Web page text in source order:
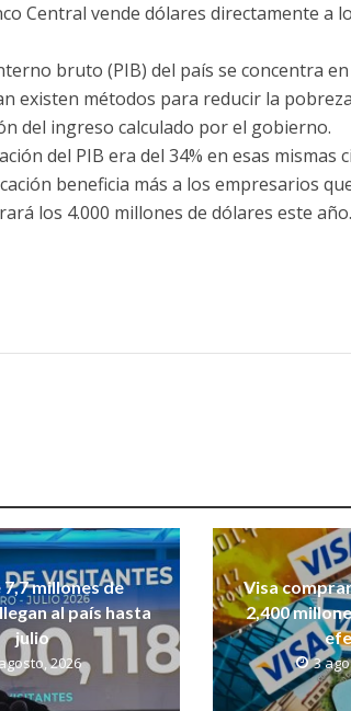
Central vende dólares directamente a
bruto (PIB) del país se concentra
existen métodos para reducir la
del ingreso calculado por el gobierno.
del PIB era del 34% en esas mismas
beneficia más a los empresarios
los 4.000 millones de dólares este año.
7,7 millones de
al país hasta
julio
2026
Visa
2,400
3